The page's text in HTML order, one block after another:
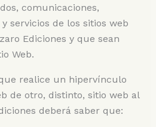
comunicaciones,
servicios de los sitios web
Ediciones y que sean
Web.
realice un hipervínculo
de otro, distinto, sitio web al
deberá saber que: